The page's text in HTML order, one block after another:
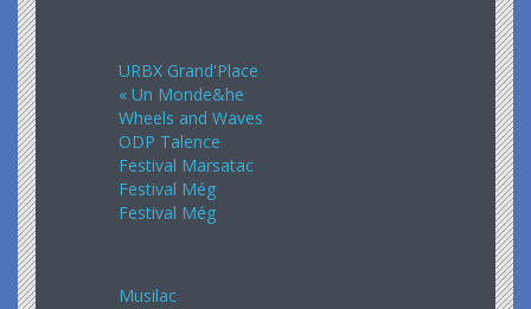
URBX Grand'Place
« Un Monde&he
Wheels and Waves
ODP Talence
Festival Marsatac
Festival Még
Festival Még
Musilac